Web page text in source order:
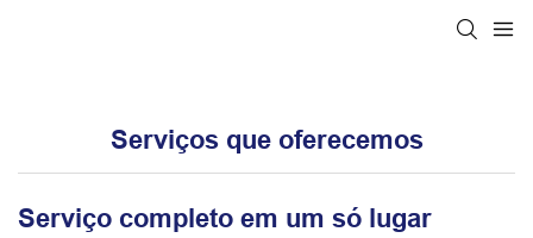
Serviços que oferecemos
Serviço completo em um só lugar